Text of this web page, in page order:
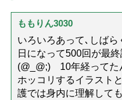
ももりん3030
いろいろあって､しば
日になって500回が最
(@_@;) 10年経って
ホッコリするイラス
護では身内に理解して